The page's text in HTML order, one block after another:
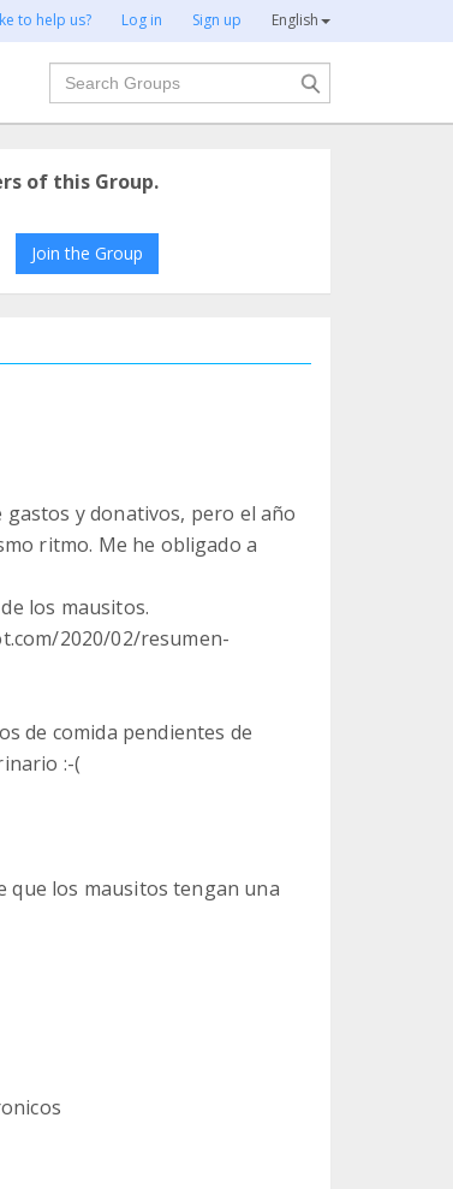
to help us? Log in Sign up English
Search
of this Group.
Join the Group
y donativos, pero el año
ritmo. Me he obligado a
los mausitos.
2020/02/resumen-
de comida pendientes de
:-(
que los mausitos tengan una